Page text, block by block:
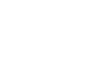
14 Pro Max
cổ cáp. Điều này